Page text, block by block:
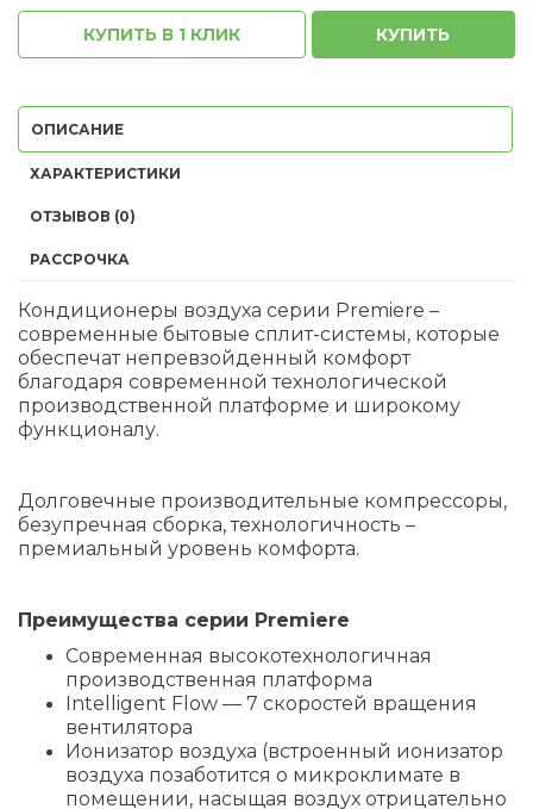
КУПИТЬ В 1 КЛИК КУПИТЬ
ОПИСАНИЕ
ХАРАКТЕРИСТИКИ
ОТЗЫВОВ (0)
РАССРОЧКА
Кондиционеры воздуха серии Premiere –
современные бытовые сплит-системы, которые
обеспечат непревзойденный комфорт
благодаря современной технологической
производственной платформе и широкому
функционалу.
Долговечные производительные компрессоры,
безупречная сборка, технологичность –
премиальный уровень комфорта.
Преимущества серии Premiere
Современная высокотехнологичная
производственная платформа
Intelligent Flow — 7 скоростей вращения
вентилятора
Ионизатор воздуха (встроенный ионизатор
воздуха позаботится о микроклимате в
помещении, насыщая воздух отрицательно